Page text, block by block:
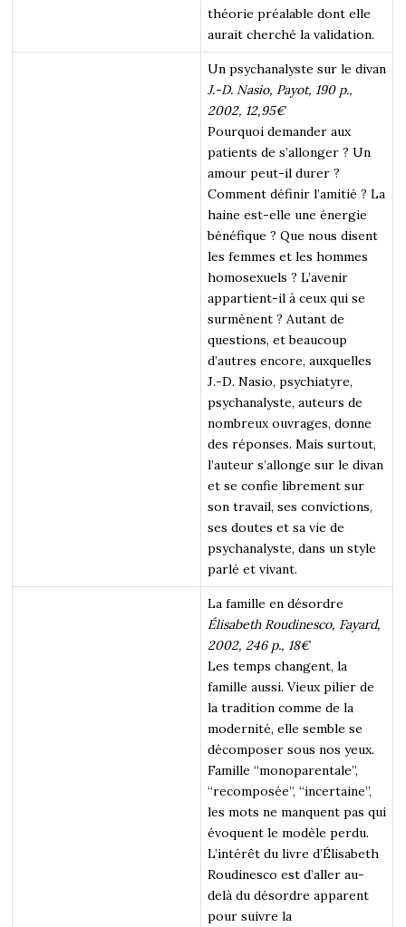
théorie préalable dont elle
aurait cherché la validation.
Un psychanalyste sur le divan
J.-D. Nasio, Payot, 190 p.,
2002, 12,95€
Pourquoi demander aux
patients de s’allonger ? Un
amour peut-il durer ?
Comment définir l’amitié ? La
haine est-elle une énergie
bénéfique ? Que nous disent
les femmes et les hommes
homosexuels ? L’avenir
appartient-il à ceux qui se
surmènent ? Autant de
questions, et beaucoup
d’autres encore, auxquelles
J.-D. Nasio, psychiatyre,
psychanalyste, auteurs de
nombreux ouvrages, donne
des réponses. Mais surtout,
l’auteur s’allonge sur le divan
et se confie librement sur
son travail, ses convictions,
ses doutes et sa vie de
psychanalyste, dans un style
parlé et vivant.
La famille en désordre
Élisabeth Roudinesco, Fayard,
2002, 246 p., 18€
Les temps changent, la
famille aussi. Vieux pilier de
la tradition comme de la
modernité, elle semble se
décomposer sous nos yeux.
Famille “monoparentale”,
“recomposée”, “incertaine”,
les mots ne manquent pas qui
évoquent le modèle perdu.
L’intérêt du livre d’Élisabeth
Roudinesco est d’aller au-
delà du désordre apparent
pour suivre la